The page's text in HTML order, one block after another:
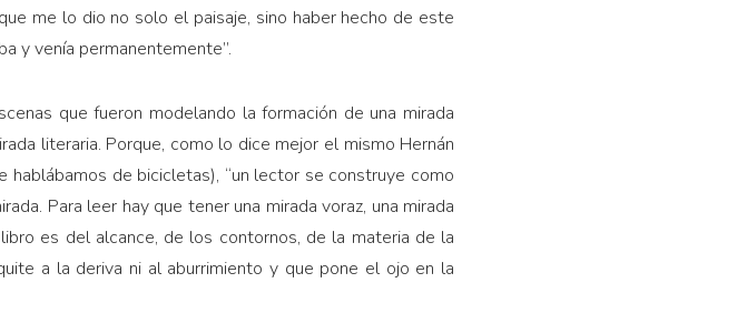
me lo dio no solo el paisaje, sino haber hecho de este
y venía permanentemente”.
que fueron modelando la formación de una mirada
literaria. Porque, como lo dice mejor el mismo Hernán
hablábamos de bicicletas), “un lector se construye como
Para leer hay que tener una mirada voraz, una mirada
es del alcance, de los contornos, de la materia de la
a la deriva ni al aburrimiento y que pone el ojo en la